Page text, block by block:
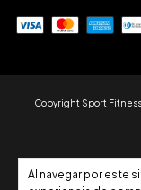
Al navegar por este
Copyright Sport